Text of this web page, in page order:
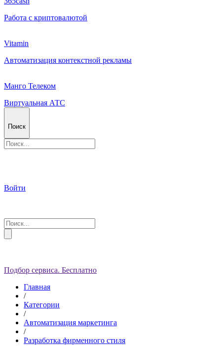
Работа с криптовалютой
Vitamin
Автоматизация контекстной рекламы
Манго Телеком
Виртуальная АТС
Поиск
Войти
Подбор сервиса. Бесплатно
Главная
/
Категории
/
Автоматизация маркетинга
/
Разработка фирменного стиля